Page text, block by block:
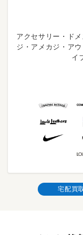
アクセサリー・ド
ジ・アメカジ・ア
イ
宅配買